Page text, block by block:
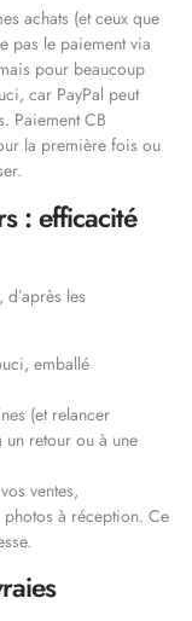
achats (et ceux que
pas le paiement via
pour beaucoup
car PayPal peut
Paiement CB
la première fois ou
: efficacité
les
emballé
(et relancer
retour ou à une
ventes,
à réception. Ce